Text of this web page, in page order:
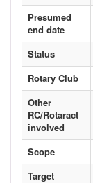
Presumed
end date
Status
Rotary Club
Other
RC/Rotaract
involved
Scope
Target